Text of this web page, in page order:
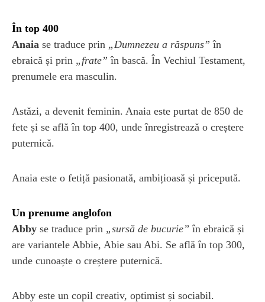
În top 400
Anaia se traduce prin „Dumnezeu a răspuns”în
ebraică și prin „frate”în bască. În Vechiul Testament,
prenumele era masculin.
Astăzi, a devenit feminin. Anaia este purtat de 850 de
fete și se află în top 400, unde înregistrează o creștere
puternică.
Anaia este o fetiță pasionată, ambițioasă și pricepută.
Un prenume anglofon
Abby se traduce prin „sursă de bucurie” în ebraică și
are variantele Abbie, Abie sau Abi. Se află în top 300,
unde cunoaște o creștere puternică.
Abby este un copil creativ, optimist și sociabil.